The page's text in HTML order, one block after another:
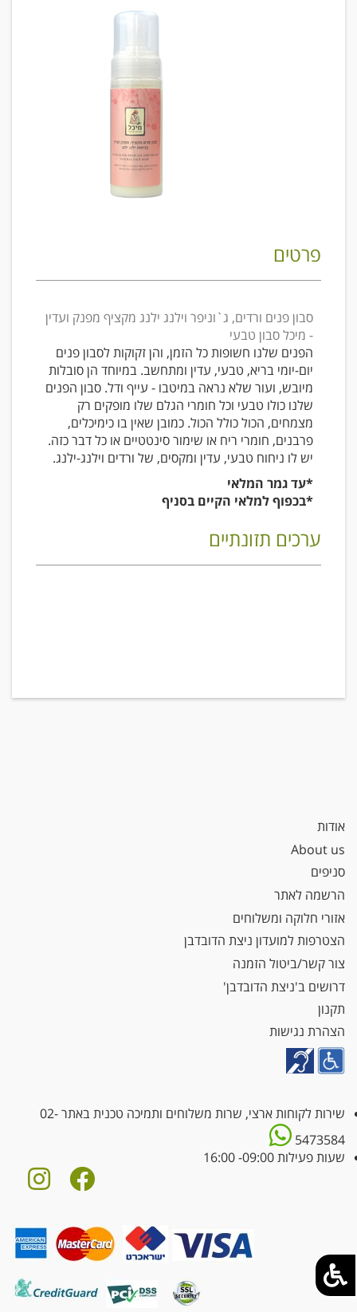
פרטים
סבון פנים ורדים, ג`וניפר וילנג ילנג מקציף מפנק ועדין
- מיכל סבון טבעי
הפנים שלנו חשופות כל הזמן, והן זקוקות לסבון פנים
יום-יומי בריא, טבעי, עדין ומתחשב. במיוחד הן סובלות
מיובש, ועור שלא נראה במיטבו - עייף ודל. סבון הפנים
שלנו כולו טבעי וכל חומרי הגלם שלו מופקים רק
מצמחים, הכול כולל הכול. כמובן שאין בו כימיכלים,
פרבנים, חומרי ריח או שימור סינטטיים או כל דבר כזה.
יש לו ניחוח טבעי, עדין ומקסים, של ורדים וילנג-ילנג.
*עד גמר המלאי
*בכפוף למלאי הקיים בסניף
ערכים תזונתיים
אודות
About us
סניפים
הרשמה לאתר
אזורי חלוקה ומשלוחים
הצטרפות למועדון ניצת הדובדבן
צור קשר/ביטול הזמנה
דרושים ב'ניצת הדובדבן'
תקנון
הצהרת נגישות
שירות לקוחות ארצי, שרות משלוחים ותמיכה טכנית באתר02-
5473584
שעות פעילות 09:00- 16:00